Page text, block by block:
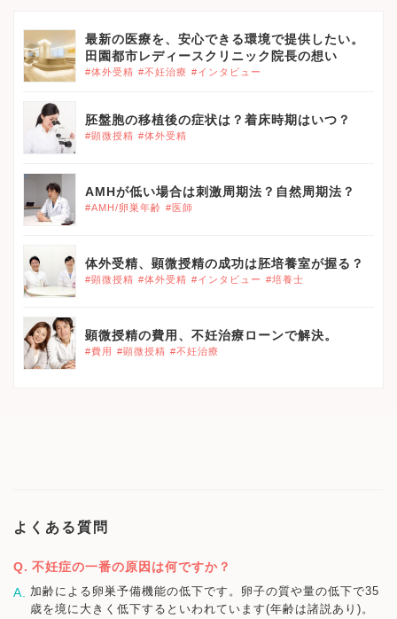
最新の医療を、安心できる環境で提供したい。
田園都市レディースクリニック院長の想い
#体外受精 #不妊治療 #インタビュー
胚盤胞の移植後の症状は？着床時期はいつ？
#顕微授精 #体外受精
AMHが低い場合は刺激周期法？自然周期法？
#AMH/卵巣年齢 #医師
体外受精、顕微授精の成功は胚培養室が握る？
#顕微授精 #体外受精 #インタビュー #培養士
顕微授精の費用、不妊治療ローンで解決。
#費用 #顕微授精 #不妊治療
よくある質問
不妊症の一番の原因は何ですか？
加齢による卵巣予備機能の低下です。卵子の質や量の低下で35
歳を境に大きく低下するといわれています(年齢は諸説あり)。